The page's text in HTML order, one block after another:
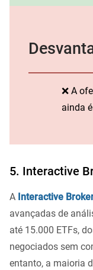
❌ A
ainda
5. Interactive
A Interactive
avançadas de
até 15.000 ETFs,
negociados sem
entanto, a maioria